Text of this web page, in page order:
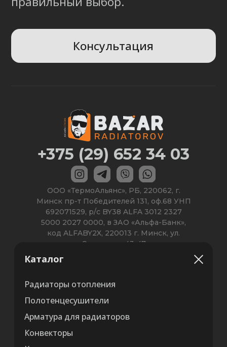
Каталог
Радиаторы отопления
Полотенцесушители
Арматура для радиаторов
Конвекторы